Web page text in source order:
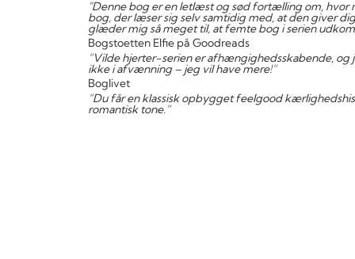
"Denne bog er en letlæst og sød fortælling om, hvor
bog, der læser sig selv samtidig med, at den giver
glæder mig så meget til, at femte bog i serien
Bogstoetten Elfie på Goodreads
”Vilde hjerter-serien er afhængighedsskabende, og
ikke i afvænning – jeg vil have mere!”
Boglivet
”Du får en klassisk opbygget feelgood
romantisk tone.”